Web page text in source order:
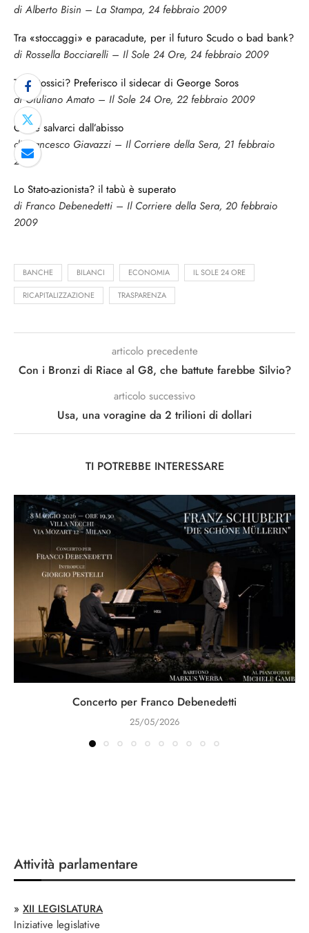
di Alberto Bisin – La Stampa, 24 febbraio 2009
Tra «stoccaggi» e paracadute, per il futuro Scudo o bad bank?
di Rossella Bocciarelli – Il Sole 24 Ore, 24 febbraio 2009
Titoli tossici? Preferisco il sidecar di George Soros
di Giuliano Amato – Il Sole 24 Ore, 22 febbraio 2009
Come salvarci dall’abisso
di Francesco Giavazzi – Il Corriere della Sera, 21 febbraio
2009
Lo Stato-azionista? il tabù è superato
di Franco Debenedetti – Il Corriere della Sera, 20 febbraio
2009
BANCHE BILANCI ECONOMIA IL SOLE 24 ORE
RICAPITALIZZAZIONE TRASPARENZA
articolo precedente
Con i Bronzi di Riace al G8, che battute farebbe Silvio?
articolo successivo
Usa, una voragine da 2 trilioni di dollari
TI POTREBBE INTERESSARE
Concerto per Franco Debenedetti
25/05/2026
Attività parlamentare
» XII LEGISLATURA
Iniziative legislative